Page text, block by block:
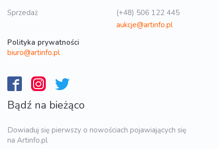
Sprzedaż
(+48) 506 122 445
aukcje@artinfo.pl
Polityka prywatności
biuro@artinfo.pl
Bądź na bieżąco
Dowiaduj się pierwszy o nowościach pojawiających się
na Artinfo.pl